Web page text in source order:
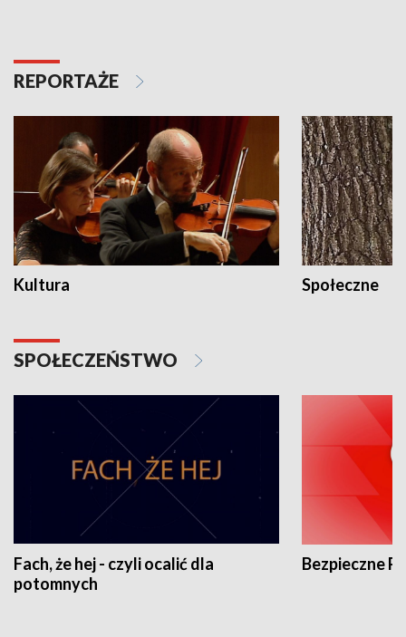
REPORTAŻE
Kultura Społeczne
SPOŁECZEŃSTWO
Fach, że hej - czyli ocalić dla
potomnych
Bezpieczne